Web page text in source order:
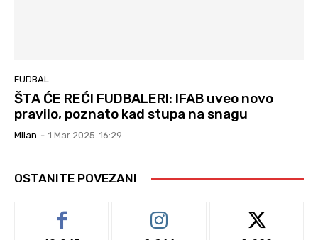
FUDBAL
ŠTA ĆE REĆI FUDBALERI: IFAB uveo novo
pravilo, poznato kad stupa na snagu
Milan - 1 Mar 2025. 16:29
OSTANITE POVEZANI